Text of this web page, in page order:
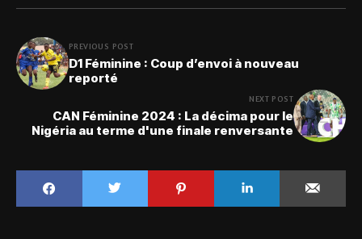
PREVIOUS POST
D1 Féminine : Coup d’envoi à nouveau
reporté
NEXT POST
CAN Féminine 2024 : La décima pour le
Nigéria au terme d'une finale renversante